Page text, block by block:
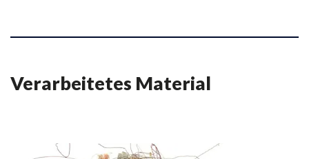
Verarbeitetes Material